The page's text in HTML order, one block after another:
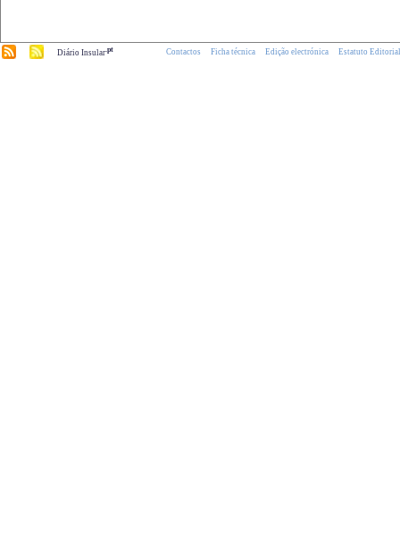
Diário Insular.pt Contactos Ficha técnica Edição electrónica Estatuto Editorial